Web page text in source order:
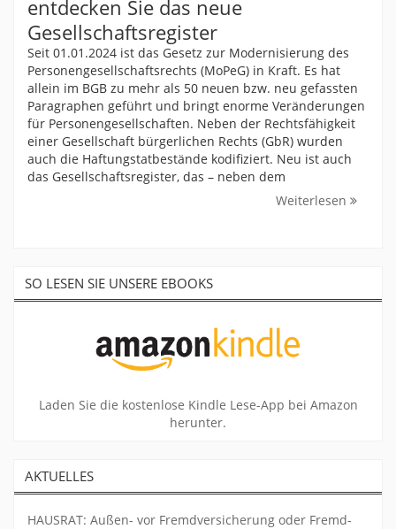
entdecken Sie das neue
Gesellschaftsregister
Seit 01.01.2024 ist das Gesetz zur Modernisierung des
Personengesellschaftsrechts (MoPeG) in Kraft. Es hat
allein im BGB zu mehr als 50 neuen bzw. neu gefassten
Paragraphen geführt und bringt enorme Veränderungen
für Personengesellschaften. Neben der Rechtsfähigkeit
einer Gesellschaft bürgerlichen Rechts (GbR) wurden
auch die Haftungstatbestände kodifiziert. Neu ist auch
das Gesellschaftsregister, das – neben dem
Weiterlesen
SO LESEN SIE UNSERE EBOOKS
Laden Sie die kostenlose Kindle Lese-App bei Amazon
herunter.
AKTUELLES
HAUSRAT: Außen- vor Fremdversicherung oder Fremd-